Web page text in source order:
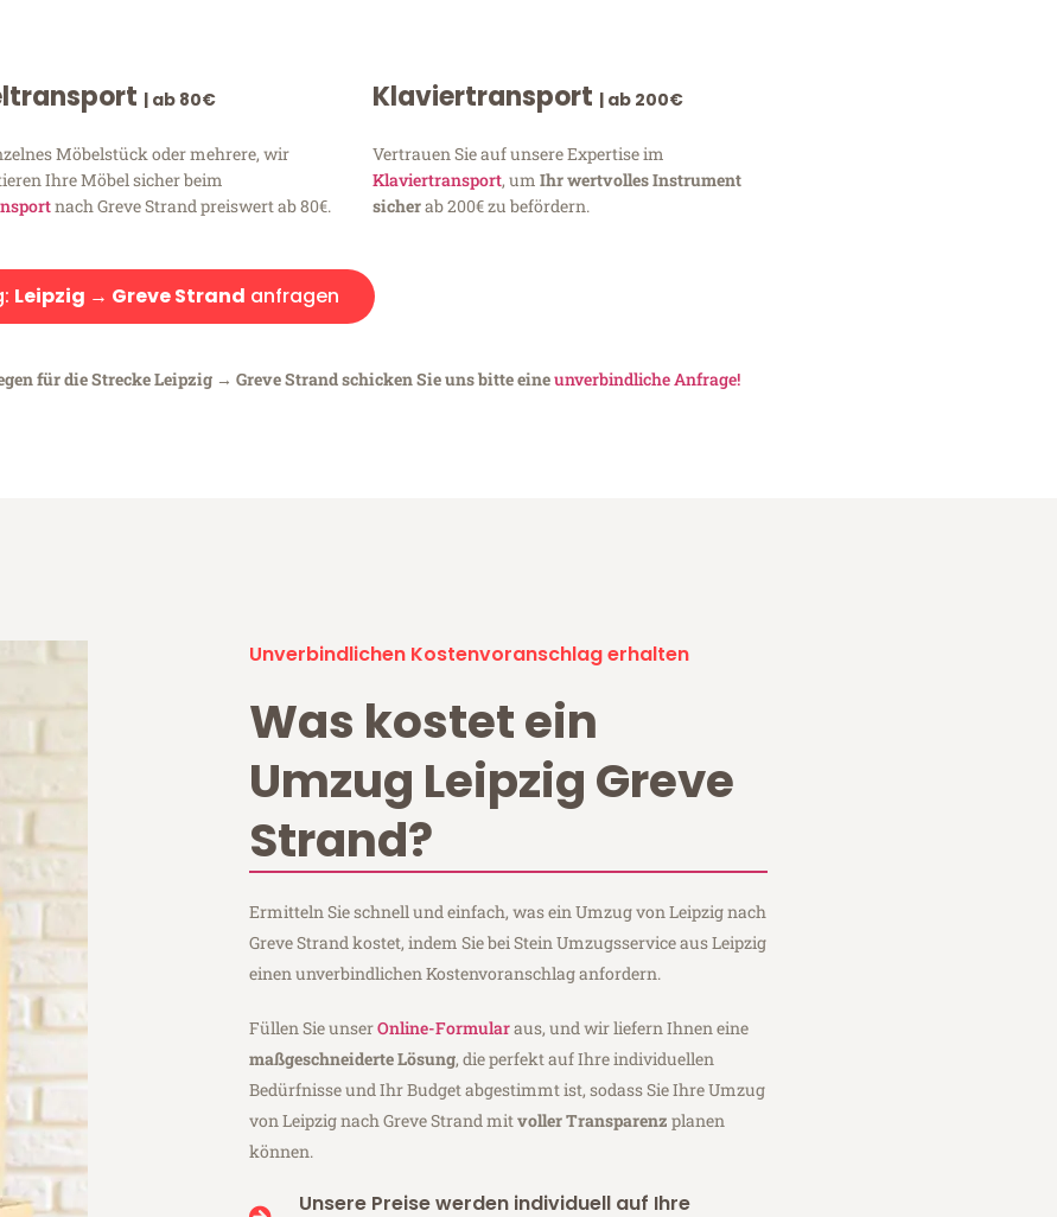
| ab 80€
Möbelstück oder mehrere, wir
Ihre Möbel sicher beim
nach Greve Strand preiswert ab 80€.
Klaviertransport | ab 200€
Vertrauen Sie auf unsere Expertise im
Klaviertransport, um Ihr wertvolles Instrument
sicherab 200€ zu befördern.
Leipzig → Greve Strand anfragen
für die Strecke Leipzig → Greve Strand schicken Sie uns bitte eineunverbindliche Anfrage!
Unverbindlichen Kostenvoranschlag erhalten
Was kostet ein
Umzug Leipzig Greve
Strand?
Ermitteln Sie schnell und einfach, was ein Umzug von Leipzig nach
Greve Strand kostet, indem Sie bei Stein Umzugsservice aus Leipzig
einen unverbindlichen Kostenvoranschlag anfordern.
Füllen Sie unserOnline-Formularaus, und wir liefern Ihnen eine
maßgeschneiderte Lösung, die perfekt auf Ihre individuellen
Bedürfnisse und Ihr Budget abgestimmt ist, sodass Sie Ihre Umzug
von Leipzig nach Greve Strand mitvoller Transparenz planen
können.
Unsere Preise werden individuell auf Ihre